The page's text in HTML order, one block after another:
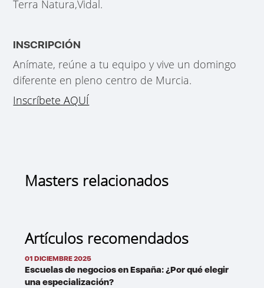
Terra Natura,Vidal.
INSCRIPCIÓN
Anímate, reúne a tu equipo y vive un domingo
diferente en pleno centro de Murcia.
Inscríbete AQUÍ
Masters relacionados
Artículos recomendados
01 DICIEMBRE 2025
Escuelas de negocios en España: ¿Por qué elegir
una especialización?